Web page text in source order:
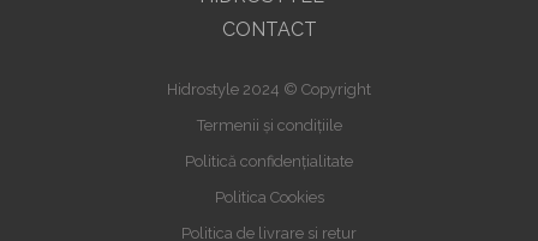
CONTACT
Hidrostyle 2024 © Copyright
Termenii și condițiile
Politică confidențialitate
Politica Cookies
Politica de livrare si retur